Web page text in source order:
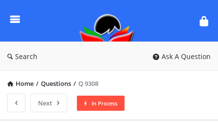
Questions
Search Ask A Question
Home / Questions / Q 9308
Next In Process